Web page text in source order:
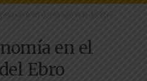
y economía en el Instituto Valle del Ebro
en el
Ebro